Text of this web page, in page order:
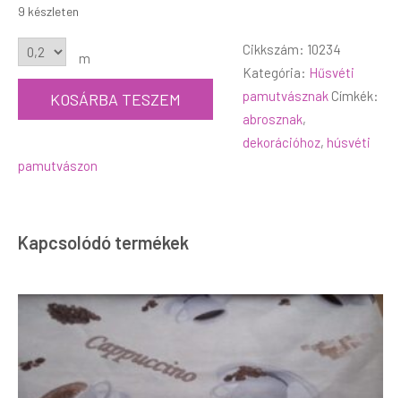
9 készleten
m
KOSÁRBA TESZEM
Cikkszám: 10234
Kategória: Hűsvéti
pamutvásznak Címkék:
abrosznak,
dekorációhoz, húsvéti
pamutvászon
Kapcsolódó termékek